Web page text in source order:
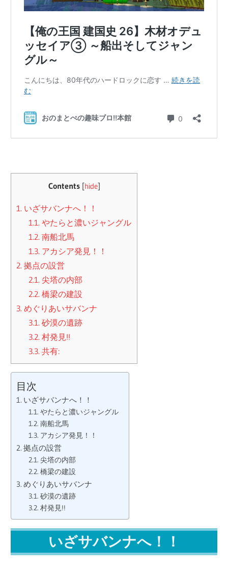
Contents [hide]
1. いざサバンナへ！！
1.1. やたらと濃いジャングル
1.2. 南船北馬
1.3. アカシア発見！！
2. 拠点の設営
2.1. 尖塔の内部
2.2. 橋梁の建設
3. めぐりあいサバンナ
3.1. 砂漠の遺跡
3.2. 村発見!!
3.3. 共有:
目次
いざサバンナへ！！
やたらと濃いジャングル
南船北馬
アカシア発見！！
拠点の設営
尖塔の内部
橋梁の建設
めぐりあいサバンナ
砂漠の遺跡
村発見!!
いざサバンナへ！！